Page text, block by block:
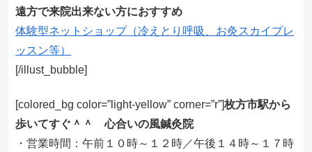
遠方で来院出来ない方におすすめ
体験型ネットショップ（冷えとり呼吸、お灸スカイプレ
ッスン等）
[/illust_bubble]
[colored_bg color=”light‐yellow” corner=”r”]枚方市駅から
歩いてすぐ＾＾ 心合いの風鍼灸院
・営業時間：午前１０時～１２時／午後１４時～１７時